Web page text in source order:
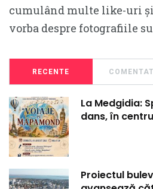
cumulând multe like-uri
vorba despre fotografiile
RECENTE
La Medgidia:
dans, în
Proiectul